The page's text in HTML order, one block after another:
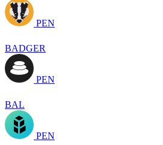
PEN
BADGER
PEN
BAL
PEN